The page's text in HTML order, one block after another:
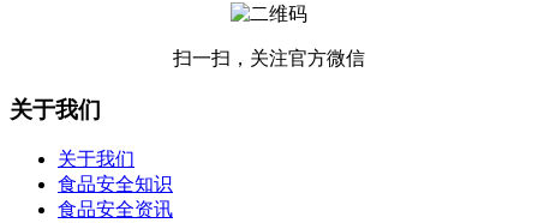
扫一扫，关注官方微信
关于我们
关于我们
食品安全知识
食品安全资讯